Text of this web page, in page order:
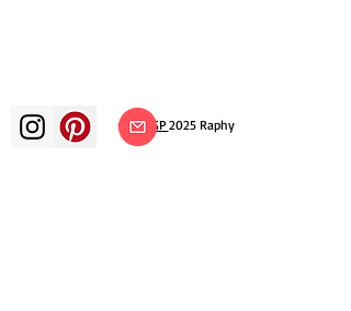
© ADAGP 2025 Raphy